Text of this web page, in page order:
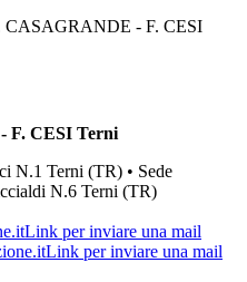
CASAGRANDE - F. CESI
F. CESI Terni
N.1 Terni (TR) • Sede
N.6 Terni (TR)
Link per inviare una mail
Link per inviare una mail